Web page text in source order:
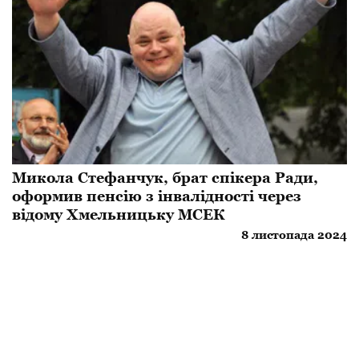
Микола Стефанчук, брат спікера Ради,
оформив пенсію з інвалідності через
відому Хмельницьку МСЕК
8 листопада 2024